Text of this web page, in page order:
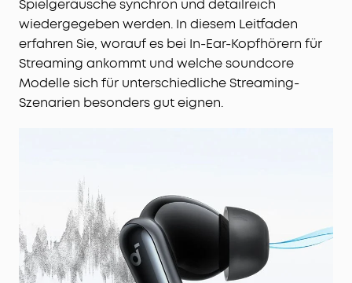
Spielgeräusche synchron und detailreich
wiedergegeben werden. In diesem Leitfaden
erfahren Sie, worauf es bei In-Ear-Kopfhörern für
Streaming ankommt und welche soundcore
Modelle sich für unterschiedliche Streaming-
Szenarien besonders gut eignen.